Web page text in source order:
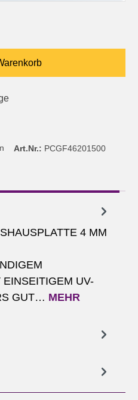
den gewünschten
Art.Nr.: PCGF46201500
4 MM
EINSEITIGEM UV-
GUT… MEHR